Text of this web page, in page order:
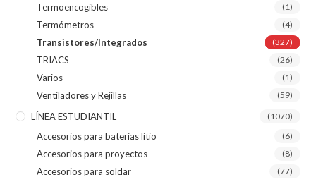
Termoencogibles (1)
Termómetros (4)
Transistores/Integrados (327)
TRIACS (26)
Varios (1)
Ventiladores y Rejillas (59)
LÍNEA ESTUDIANTIL (1070)
Accesorios para baterias litio (6)
Accesorios para proyectos (8)
Accesorios para soldar (77)